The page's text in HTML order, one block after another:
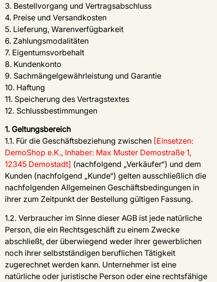
3. Bestellvorgang und Vertragsabschluss
4. Preise und Versandkosten
5. Lieferung, Warenverfügbarkeit
6. Zahlungsmodalitäten
7. Eigentumsvorbehalt
8. Kundenkonto
9. Sachmängelgewährleistung und Garantie
10. Haftung
11. Speicherung des Vertragstextes
12. Schlussbestimmungen
1. Geltungsbereich
1.1. Für die Geschäftsbeziehung zwischen [Einsetzen:
DemoShop e.K., Inhaber: Max Muster Demostraße 1,
12345 Demostadt] (nachfolgend „Verkäufer“) und dem
Kunden (nachfolgend „Kunde“) gelten ausschließlich die
nachfolgenden Allgemeinen Geschäftsbedingungen in
ihrer zum Zeitpunkt der Bestellung gültigen Fassung.
1.2. Verbraucher im Sinne dieser AGB ist jede natürliche
Person, die ein Rechtsgeschäft zu einem Zwecke
abschließt, der überwiegend weder ihrer gewerblichen
noch ihrer selbstständigen beruflichen Tätigkeit
zugerechnet werden kann. Unternehmer ist eine
natürliche oder juristische Person oder eine rechtsfähige